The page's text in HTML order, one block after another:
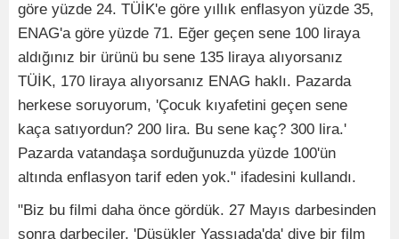
göre yüzde 24. TÜİK'e göre yıllık enflasyon yüzde 35,
ENAG'a göre yüzde 71. Eğer geçen sene 100 liraya
aldığınız bir ürünü bu sene 135 liraya alıyorsanız
TÜİK, 170 liraya alıyorsanız ENAG haklı. Pazarda
herkese soruyorum, 'Çocuk kıyafetini geçen sene
kaça satıyordun? 200 lira. Bu sene kaç? 300 lira.'
Pazarda vatandaşa sorduğunuzda yüzde 100'ün
altında enflasyon tarif eden yok." ifadesini kullandı.
"Biz bu filmi daha önce gördük. 27 Mayıs darbesinden
sonra darbeciler, 'Düşükler Yassıada'da' diye bir film